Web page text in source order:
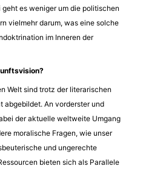
es weniger um die politischen
vielmehr darum, was eine solche
im Inneren der
Welt sind trotz der literarischen
abgebildet. An vorderster und
der aktuelle weltweite Umgang
moralische Fragen, wie unser
und ungerechte
bieten sich als Parallele